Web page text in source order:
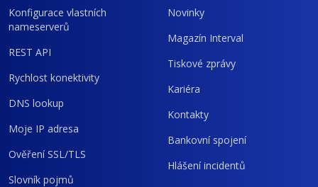
Konfigurace vlastních
nameserverů
REST API
Rychlost konektivity
DNS lookup
Moje IP adresa
Ověření SSL/TLS
Slovník pojmů
Novinky
Magazín Interval
Tiskové zprávy
Kariéra
Kontakty
Bankovní spojení
Hlášení incidentů